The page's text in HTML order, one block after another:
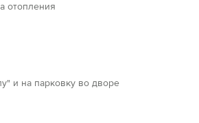
отопления
и на парковку во дворе